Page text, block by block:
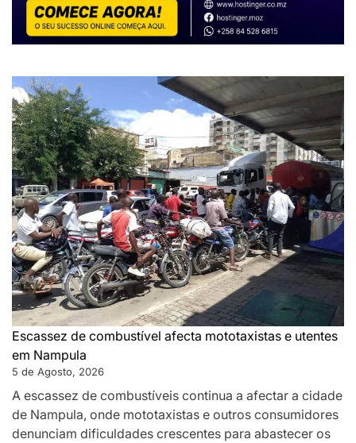
Escassez de combustível afecta mototaxistas e utentes
em Nampula
5 de Agosto, 2026
A escassez de combustíveis continua a afectar a cidade
de Nampula, onde mototaxistas e outros consumidores
denunciam dificuldades crescentes para abastecer os